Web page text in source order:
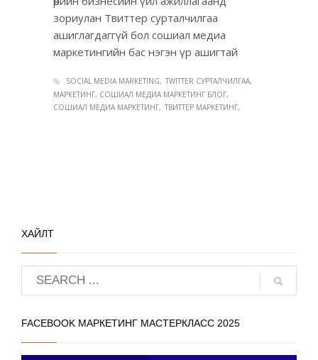
зориулан Твиттер сурталчилгаа
ашиглагдаггүй бол сошиал медиа
маркетингийн бас нэгэн үр ашигтай
SOCIAL MEDIA MARKETING
TWITTER СУРТАЛЧИЛГАА
МАРКЕТИНГ, СОШИАЛ МЕДИА МАРКЕТИНГ БЛОГ
СОШИАЛ МЕДИА МАРКЕТИНГ ТВИТТЕР МАРКЕТИНГ
ХАЙЛТ
FACEBOOK МАРКЕТИНГ МАСТЕРКЛАСС 2025